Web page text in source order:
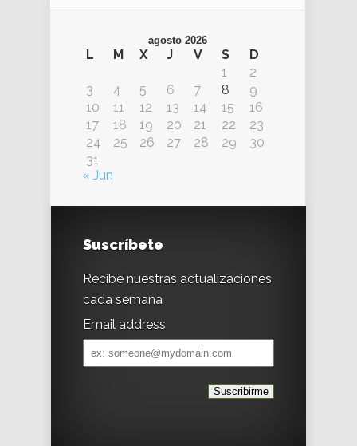
agosto 2026
L M X J V S
D
1
2
3
4 5 6 7 8
9
10
11 12 13 14 15
16
17
18 19 20 21 22
23
24
25 26 27 28 29
30
31
« Jun
Suscríbete
Recibe nuestras actualizaciones
cada semana
Email address
Email
address